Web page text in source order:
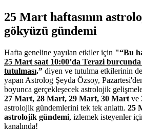
25 Mart haftasının
gökyüzü gündemi
Hafta geneline yayılan etkiler için "“Bu
25 Mart saat 10:00’da Terazi
tutulması.” diyen ve tutulma etkilerinin
yapan Astrolog Şeyda Özsoy,
boyunca gerçekleşecek astrolojik
27 Mart, 28 Mart, 29 Mart, 30 Mart ve
astrolojik gündemlerini tek tek anlattı. 25
astrolojik gündemi, izlemek isteyenler
kanalında!